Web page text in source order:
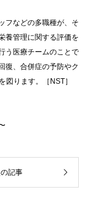
フなどの多職種が、そ
養管理に関する評価を
う医療チームのことで
復、合併症の予防やク
図ります。［NST］
記事